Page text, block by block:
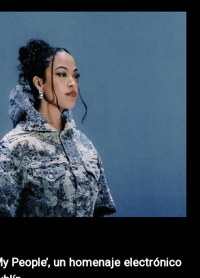
People’, un homenaje electrónico